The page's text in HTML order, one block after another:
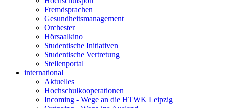
Fremdsprachen
Gesundheitsmanagement
Orchester
Hörsaalkino
Studentische Initiativen
Studentische Vertretung
Stellenportal
international
Aktuelles
Hochschulkooperationen
Incoming - Wege an die HTWK Leipzig